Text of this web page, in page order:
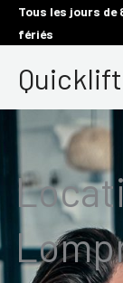
AllerTous les jours de
fériés
Quicklift